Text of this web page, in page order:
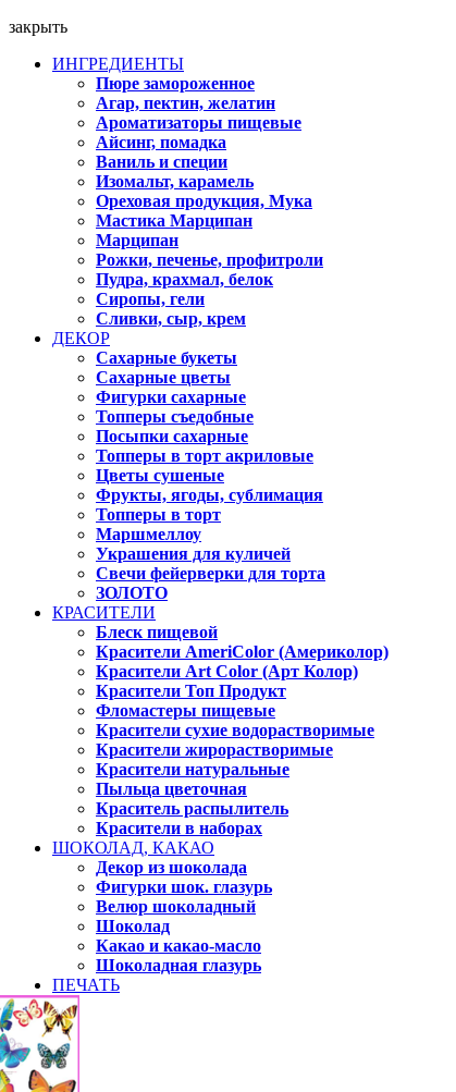
закрыть
ИНГРЕДИЕНТЫ
Пюре замороженное
Агар, пектин, желатин
Ароматизаторы пищевые
Айсинг, помадка
Ваниль и специи
Изомальт, карамель
Ореховая продукция, Мука
Мастика Марципан
Марципан
Рожки, печенье, профитроли
Пудра, крахмал, белок
Сиропы, гели
Сливки, сыр, крем
ДЕКОР
Сахарные букеты
Сахарные цветы
Фигурки сахарные
Топперы съедобные
Посыпки сахарные
Топперы в торт акриловые
Цветы сушеные
Фрукты, ягоды, сублимация
Топперы в торт
Маршмеллоу
Украшения для куличей
Свечи фейерверки для торта
ЗОЛОТО
КРАСИТЕЛИ
Блеск пищевой
Красители AmeriColor (Америколор)
Красители Art Color (Арт Колор)
Красители Топ Продукт
Фломастеры пищевые
Красители сухие водорастворимые
Красители жирорастворимые
Красители натуральные
Пыльца цветочная
Краситель распылитель
Красители в наборах
ШОКОЛАД, КАКАО
Декор из шоколада
Фигурки шок. глазурь
Велюр шоколадный
Шоколад
Какао и какао-масло
Шоколадная глазурь
ПЕЧАТЬ